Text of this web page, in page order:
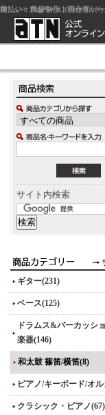
ジャズを中心に初心者か
サイト内検索
ギター(231)
ベース(125)
ドラムス&パーカッシ
楽器(146)
和太鼓 篠笛/横笛(8)
ピアノ/キーボード/オ
クラシック・ピアノ(67)
前払い：クレジットカード（
後払い：代金引換（現金払い
前払い：PayPay